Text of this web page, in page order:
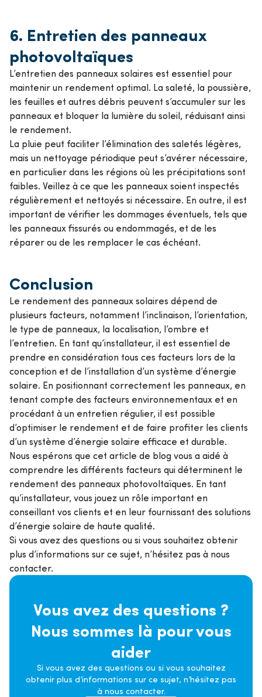
6. Entretien des panneaux
photovoltaïques
L’entretien des panneaux solaires est essentiel pour
maintenir un rendement optimal. La saleté, la poussière,
les feuilles et autres débris peuvent s’accumuler sur les
panneaux et bloquer la lumière du soleil, réduisant ainsi
le rendement.
La pluie peut faciliter l’élimination des saletés légères,
mais un nettoyage périodique peut s’avérer nécessaire,
en particulier dans les régions où les précipitations sont
faibles. Veillez à ce que les panneaux soient inspectés
régulièrement et nettoyés si nécessaire. En outre, il est
important de vérifier les dommages éventuels, tels que
les panneaux fissurés ou endommagés, et de les
réparer ou de les remplacer le cas échéant.
Conclusion
Le rendement des panneaux solaires dépend de
plusieurs facteurs, notamment l’inclinaison, l’orientation,
le type de panneaux, la localisation, l’ombre et
l’entretien. En tant qu’installateur, il est essentiel de
prendre en considération tous ces facteurs lors de la
conception et de l’installation d’un système d’énergie
solaire. En positionnant correctement les panneaux, en
tenant compte des facteurs environnementaux et en
procédant à un entretien régulier, il est possible
d’optimiser le rendement et de faire profiter les clients
d’un système d’énergie solaire efficace et durable.
Nous espérons que cet article de blog vous a aidé à
comprendre les différents facteurs qui déterminent le
rendement des panneaux photovoltaïques. En tant
qu’installateur, vous jouez un rôle important en
conseillant vos clients et en leur fournissant des solutions
d’énergie solaire de haute qualité.
Si vous avez des questions ou si vous souhaitez obtenir
plus d’informations sur ce sujet, n’hésitez pas à nous
contacter.
Vous avez des questions ?
Nous sommes là pour vous
aider
Si vous avez des questions ou si vous souhaitez
obtenir plus d’informations sur ce sujet, n’hésitez pas
à nous contacter.